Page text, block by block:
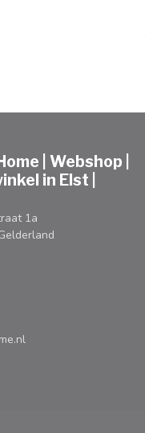
| Webshop |
in Elst |
1a